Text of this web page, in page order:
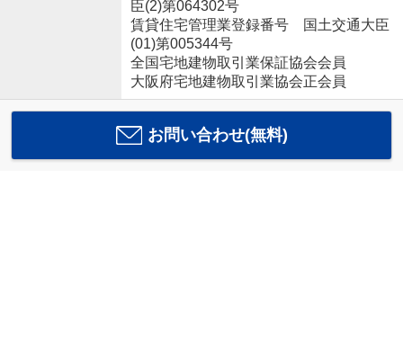
臣(2)第064302号
賃貸住宅管理業登録番号 国土交通大臣
(01)第005344号
全国宅地建物取引業保証協会会員
大阪府宅地建物取引業協会正会員
お問い合わせ(無料)